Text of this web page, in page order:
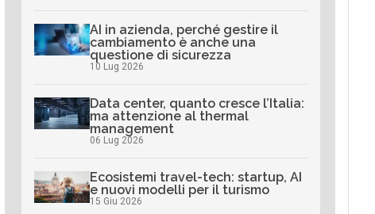
AI in azienda, perché gestire il
cambiamento è anche una
questione di sicurezza
10 Lug 2026
Data center, quanto cresce l’Italia:
ma attenzione al thermal
management
06 Lug 2026
Ecosistemi travel-tech: startup, AI
e nuovi modelli per il turismo
15 Giu 2026